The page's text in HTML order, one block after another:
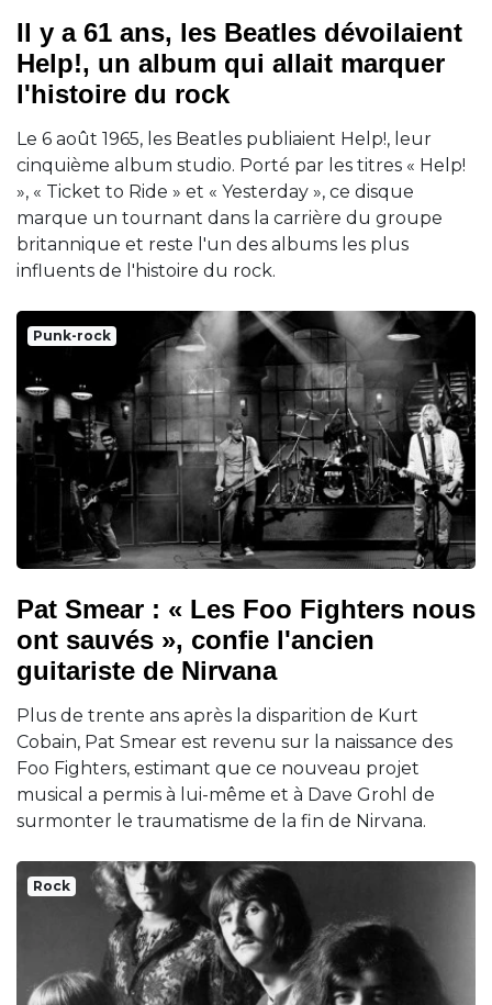
Il y a 61 ans, les Beatles dévoilaient
Help!, un album qui allait marquer
l'histoire du rock
Le 6 août 1965, les Beatles publiaient Help!, leur
cinquième album studio. Porté par les titres « Help!
», « Ticket to Ride » et « Yesterday », ce disque
marque un tournant dans la carrière du groupe
britannique et reste l'un des albums les plus
influents de l'histoire du rock.
Punk-rock
Pat Smear : « Les Foo Fighters nous
ont sauvés », confie l'ancien
guitariste de Nirvana
Plus de trente ans après la disparition de Kurt
Cobain, Pat Smear est revenu sur la naissance des
Foo Fighters, estimant que ce nouveau projet
musical a permis à lui-même et à Dave Grohl de
surmonter le traumatisme de la fin de Nirvana.
Rock